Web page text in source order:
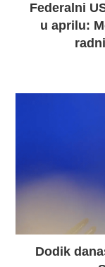
Federalni
u aprilu:
Dodik